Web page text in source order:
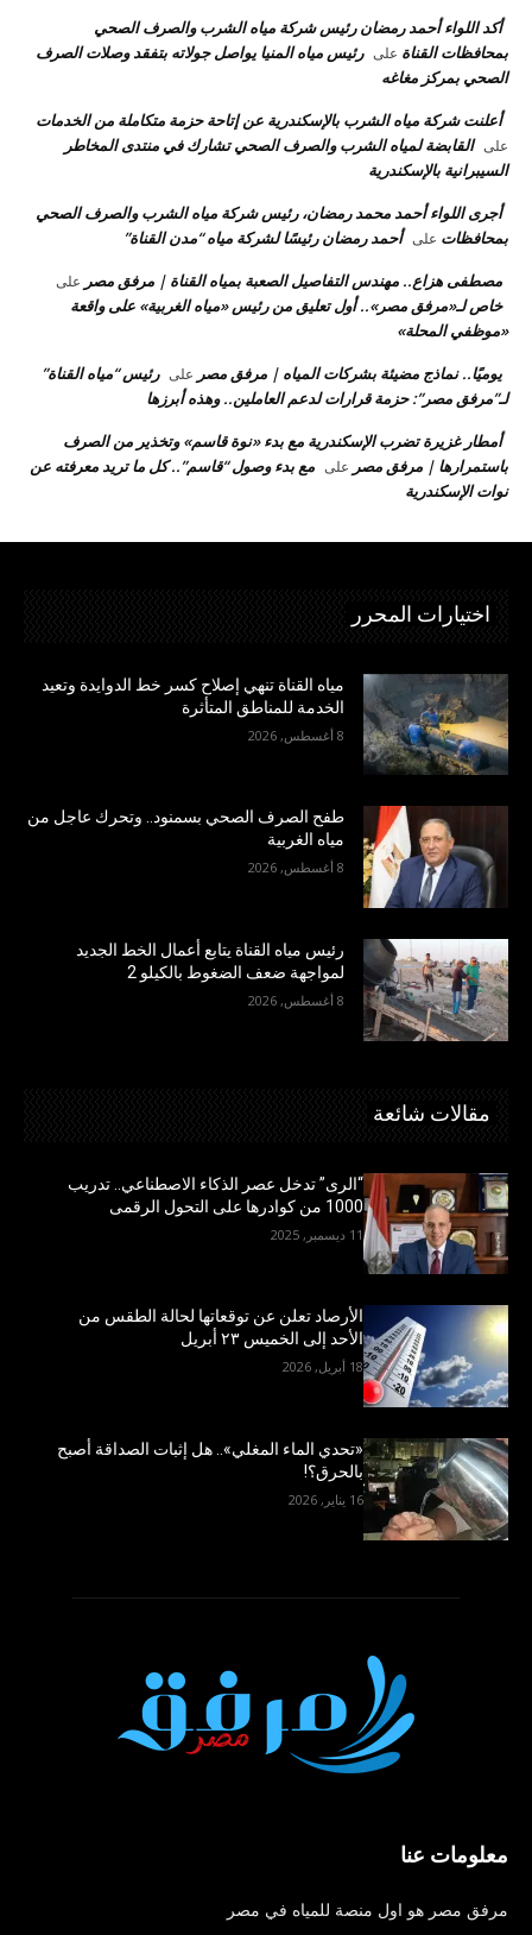
أكد اللواء أحمد رمضان رئيس شركة مياه الشرب والصرف الصحي
بمحافظات القناة على رئيس مياه المنيا يواصل جولاته بتفقد وصلات الصرف
الصحي بمركز مغاغه
أعلنت شركة مياه الشرب بالإسكندرية عن إتاحة حزمة متكاملة من الخدمات
على القابضة لمياه الشرب والصرف الصحي تشارك في منتدى المخاطر
السيبرانية بالإسكندرية
أجرى اللواء أحمد محمد رمضان، رئيس شركة مياه الشرب والصرف الصحي
بمحافظات على أحمد رمضان رئيسًا لشركة مياه “مدن القناة”
مصطفى هزاع.. مهندس التفاصيل الصعبة بمياه القناة | مرفق مصر على
خاص لـ«مرفق مصر».. أول تعليق من رئيس «مياه الغربية» على واقعة
«موظفي المحلة»
يوميًا.. نماذج مضيئة بشركات المياه | مرفق مصر على رئيس “مياه القناة”
لـ”مرفق مصر”: حزمة قرارات لدعم العاملين.. وهذه أبرزها
أمطار غزيرة تضرب الإسكندرية مع بدء «نوة قاسم» وتخذير من الصرف
باستمرارها | مرفق مصر على مع بدء وصول “قاسم”.. كل ما تريد معرفته عن
نوات الإسكندرية
اختيارات المحرر
مياه القناة تنهي إصلاح كسر خط الدوايدة وتعيد
الخدمة للمناطق المتأثرة
8 أغسطس, 2026
طفح الصرف الصحي بسمنود.. وتحرك عاجل من
مياه الغربية
8 أغسطس, 2026
رئيس مياه القناة يتابع أعمال الخط الجديد
لمواجهة ضعف الضغوط بالكيلو 2
8 أغسطس, 2026
مقالات شائعة
“الرى” تدخل عصر الذكاء الاصطناعي.. تدريب
1000 من كوادرها على التحول الرقمى
11 ديسمبر, 2025
الأرصاد تعلن عن توقعاتها لحالة الطقس من
الأحد إلى الخميس ٢٣ أبريل
18 أبريل, 2026
«تحدي الماء المغلي».. هل إثبات الصداقة أصبح
بالحرق؟!
16 يناير, 2026
معلومات عنا
مرفق مصر هو اول منصة للمياه في مصر